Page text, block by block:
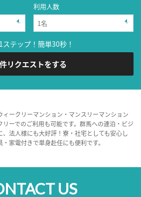
利用人数
ステップ！簡単30秒！
リクエストをする
ークリーマンション・マンスリーマンション
ーでのご利用も可能です。群馬への連泊・ビジ
法人様にも大好評！寮・社宅としても安心し
家電付きで単身赴任にも便利です。
US